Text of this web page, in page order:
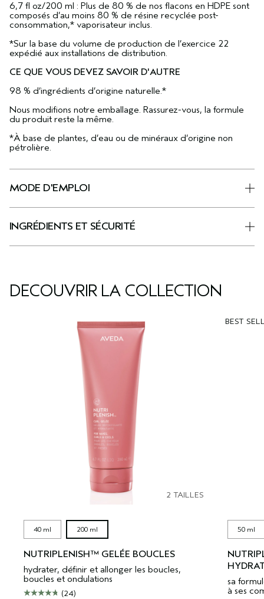
6,7 fl oz/200 ml : Plus de 80 % de nos flacons en HDPE sont
composés d’au moins 80 % de résine recyclée post-
consommation,* vaporisateur inclus.
*Sur la base du volume de production de l’exercice 22
expédié aux installations de distribution.
CE QUE VOUS DEVEZ SAVOIR D'AUTRE
98 % d’ingrédients d’origine naturelle.*
Nous modifions notre emballage. Rassurez-vous, la formule
du produit reste la même.
*À base de plantes, d’eau ou de minéraux d’origine non
pétrolière.
MODE D'EMPLOI
INGRÉDIENTS ET SÉCURITÉ
DÉCOUVRIR LA COLLECTION
2 TAILLES
40 ml 200 ml
NUTRIPLENISH™ GELÉE BOUCLES
hydrater, définir et allonger les boucles,
boucles et ondulations
(24)
BEST
50 ml
sa
à ses